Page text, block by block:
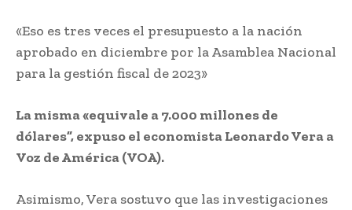
«Eso es tres veces el presupuesto a la nación
aprobado en diciembre por la Asamblea Nacional
para la gestión fiscal de 2023»
La misma «equivale a 7.000 millones de
dólares”, expuso el economista Leonardo Vera a
Voz de América (VOA).
Asimismo, Vera sostuvo que las investigaciones